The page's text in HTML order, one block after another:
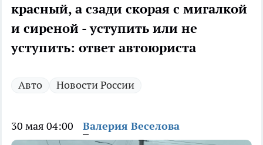
красный, а сзади скорая с мигалкой
и сиреной - уступить или не
уступить: ответ автоюриста
Авто Новости России
30 мая 04:00 Валерия Веселова